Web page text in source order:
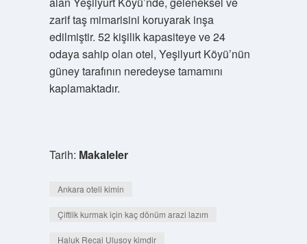
zarif taş mimarisini koruyarak inşa
edilmiştir. 52 kişilik kapasiteye ve 24
odaya sahip olan otel, Yeşilyurt Köyü’nün
güney tarafının neredeyse tamamını
kaplamaktadır.
Tarih: Makaleler
Ankara oteli kimin
Çiftlik kurmak için kaç dönüm arazi lazım
Haluk Recai Ulusoy kimdir